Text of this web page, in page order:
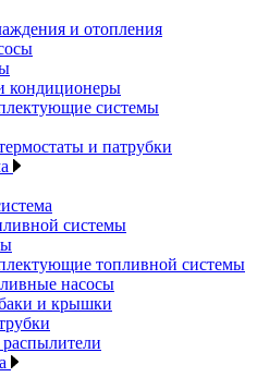
и отопления
кондиционеры
системы
и патрубки
системы
топливной системы
насосы
и крышки